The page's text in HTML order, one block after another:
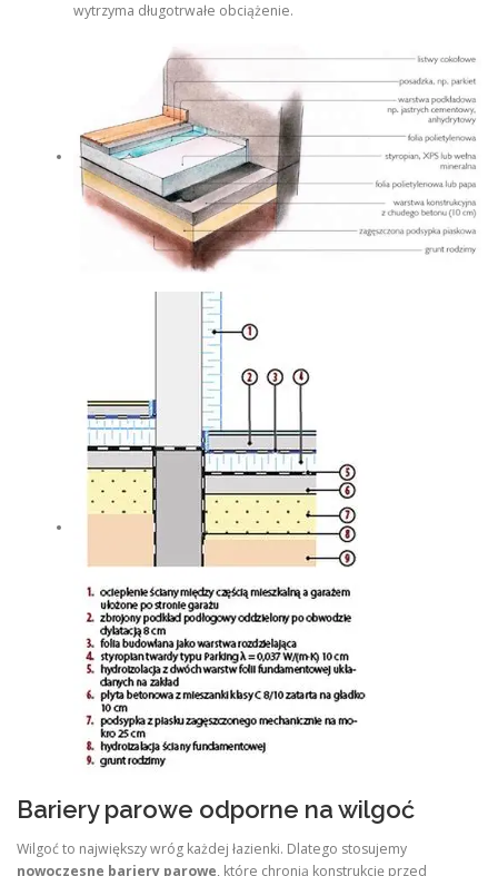
wytrzyma długotrwałe obciążenie.
Bariery parowe odporne na wilgoć
Wilgoć to największy wróg każdej łazienki. Dlatego stosujemy
nowoczesne bariery parowe, które chronią konstrukcję przed